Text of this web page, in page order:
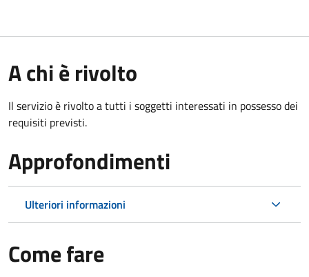
A chi è rivolto
Il servizio è rivolto a tutti i soggetti interessati in possesso dei
requisiti previsti.
Approfondimenti
Ulteriori informazioni
Come fare